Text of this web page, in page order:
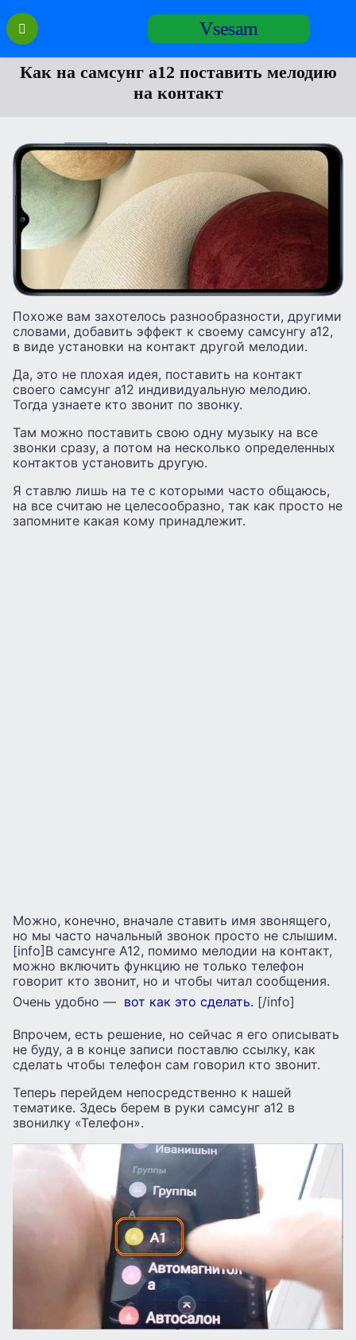
Перейти
содержанию
Vsesam
Как на самсунг а12 поставить мелодию
на контакт
Похоже вам захотелось разнообразности, другими
словами, добавить эффект к своему самсунгу а12,
в виде установки на контакт другой мелодии.
Да, это не плохая идея, поставить на контакт
своего самсунг а12 индивидуальную мелодию.
Тогда узнаете кто звонит по звонку.
Там можно поставить свою одну музыку на все
звонки сразу, а потом на несколько определенных
контактов установить другую.
Я ставлю лишь на те с которыми часто общаюсь,
на все считаю не целесообразно, так как просто не
запомните какая кому принадлежит.
Можно, конечно, вначале ставить имя звонящего,
но мы часто начальный звонок просто не слышим.
[info]В самсунге А12, помимо мелодии на контакт,
можно включить функцию не только телефон
говорит кто звонит, но и чтобы читал сообщения.
Очень удобно — вот как это сделать. [/info]
Впрочем, есть решение, но сейчас я его описывать
не буду, а в конце записи поставлю ссылку, как
сделать чтобы телефон сам говорил кто звонит.
Теперь перейдем непосредственно к нашей
тематике. Здесь берем в руки самсунг а12 в
звонилку «Телефон».